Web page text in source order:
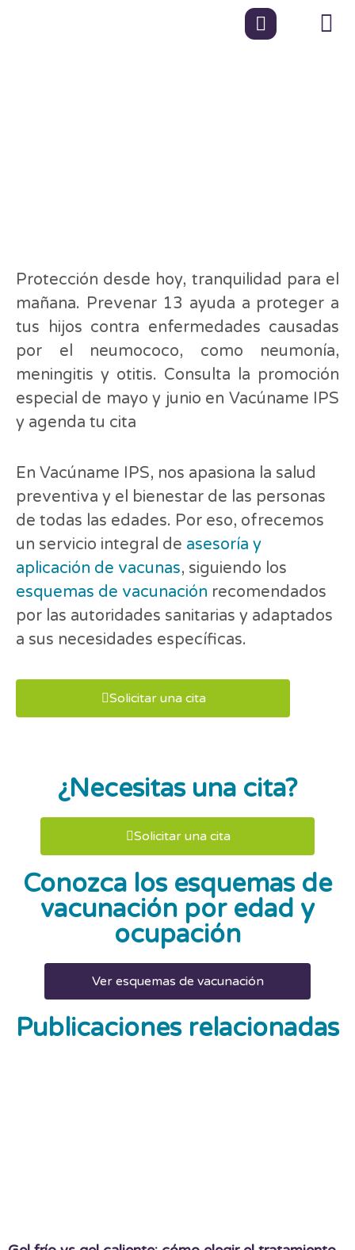
Protección desde hoy, tranquilidad para el
mañana. Prevenar 13 ayuda a proteger a
tus hijos contra enfermedades causadas
por el neumococo, como neumonía,
meningitis y otitis. Consulta la promoción
especial de mayo y junio en Vacúname IPS
y agenda tu cita
En Vacúname IPS, nos apasiona la salud
preventiva y el bienestar de las personas
de todas las edades. Por eso, ofrecemos
un servicio integral de asesoría y
aplicación de vacunas, siguiendo los
esquemas de vacunación recomendados
por las autoridades sanitarias y adaptados
a sus necesidades específicas.
Solicitar una cita
¿Necesitas una cita?
Solicitar una cita
Conozca los esquemas de
vacunación por edad y
ocupación
Ver esquemas de vacunación
Publicaciones relacionadas